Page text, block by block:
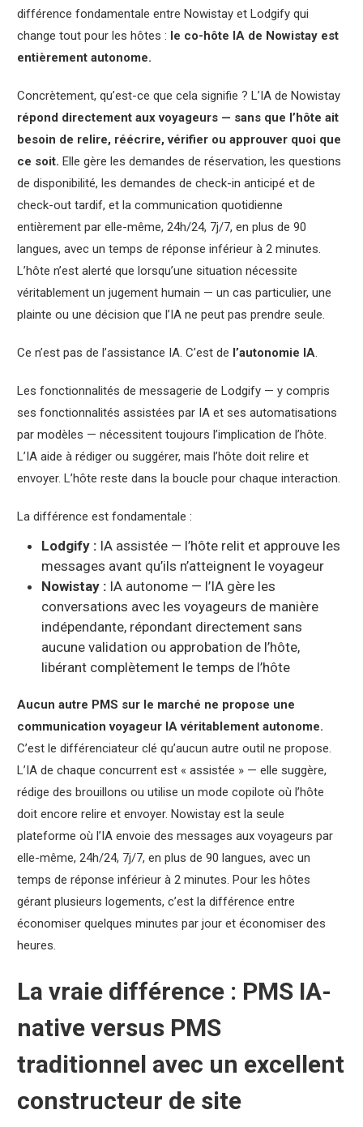
différence fondamentale entre Nowistay et Lodgify qui
change tout pour les hôtes : le co-hôte IA de Nowistay est
entièrement autonome.
Concrètement, qu’est-ce que cela signifie ? L’IA de Nowistay
répond directement aux voyageurs — sans que l’hôte ait
besoin de relire, réécrire, vérifier ou approuver quoi que
ce soit. Elle gère les demandes de réservation, les questions
de disponibilité, les demandes de check-in anticipé et de
check-out tardif, et la communication quotidienne
entièrement par elle-même, 24h/24, 7j/7, en plus de 90
langues, avec un temps de réponse inférieur à 2 minutes.
L’hôte n’est alerté que lorsqu’une situation nécessite
véritablement un jugement humain — un cas particulier, une
plainte ou une décision que l’IA ne peut pas prendre seule.
Ce n’est pas de l’assistance IA. C’est de l’autonomie IA.
Les fonctionnalités de messagerie de Lodgify — y compris
ses fonctionnalités assistées par IA et ses automatisations
par modèles — nécessitent toujours l’implication de l’hôte.
L’IA aide à rédiger ou suggérer, mais l’hôte doit relire et
envoyer. L’hôte reste dans la boucle pour chaque interaction.
La différence est fondamentale :
Lodgify :IA assistée — l’hôte relit et approuve les
messages avant qu’ils n’atteignent le voyageur
Nowistay :IA autonome — l’IA gère les
conversations avec les voyageurs de manière
indépendante, répondant directement sans
aucune validation ou approbation de l’hôte,
libérant complètement le temps de l’hôte
Aucun autre PMS sur le marché ne propose une
communication voyageur IA véritablement autonome.
C’est le différenciateur clé qu’aucun autre outil ne propose.
L’IA de chaque concurrent est « assistée » — elle suggère,
rédige des brouillons ou utilise un mode copilote où l’hôte
doit encore relire et envoyer. Nowistay est la seule
plateforme où l’IA envoie des messages aux voyageurs par
elle-même, 24h/24, 7j/7, en plus de 90 langues, avec un
temps de réponse inférieur à 2 minutes. Pour les hôtes
gérant plusieurs logements, c’est la différence entre
économiser quelques minutes par jour et économiser des
heures.
La vraie différence : PMS IA-
native versus PMS
traditionnel avec un excellent
constructeur de site